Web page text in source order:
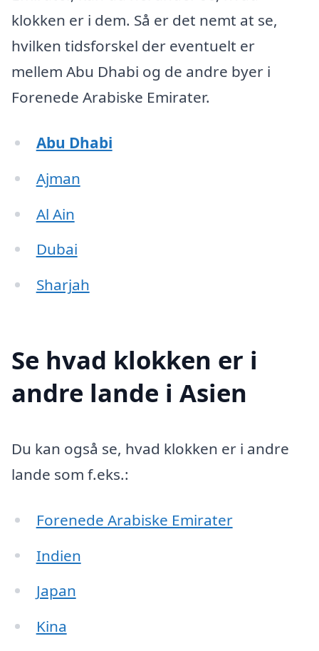
klokken er i dem. Så er det nemt at se,
hvilken tidsforskel der eventuelt er
mellem Abu Dhabi og de andre byer i
Forenede Arabiske Emirater.
Abu Dhabi
Ajman
Al Ain
Dubai
Sharjah
Se hvad klokken er i
andre lande i Asien
Du kan også se, hvad klokken er i andre
lande som f.eks.:
Forenede Arabiske Emirater
Indien
Japan
Kina